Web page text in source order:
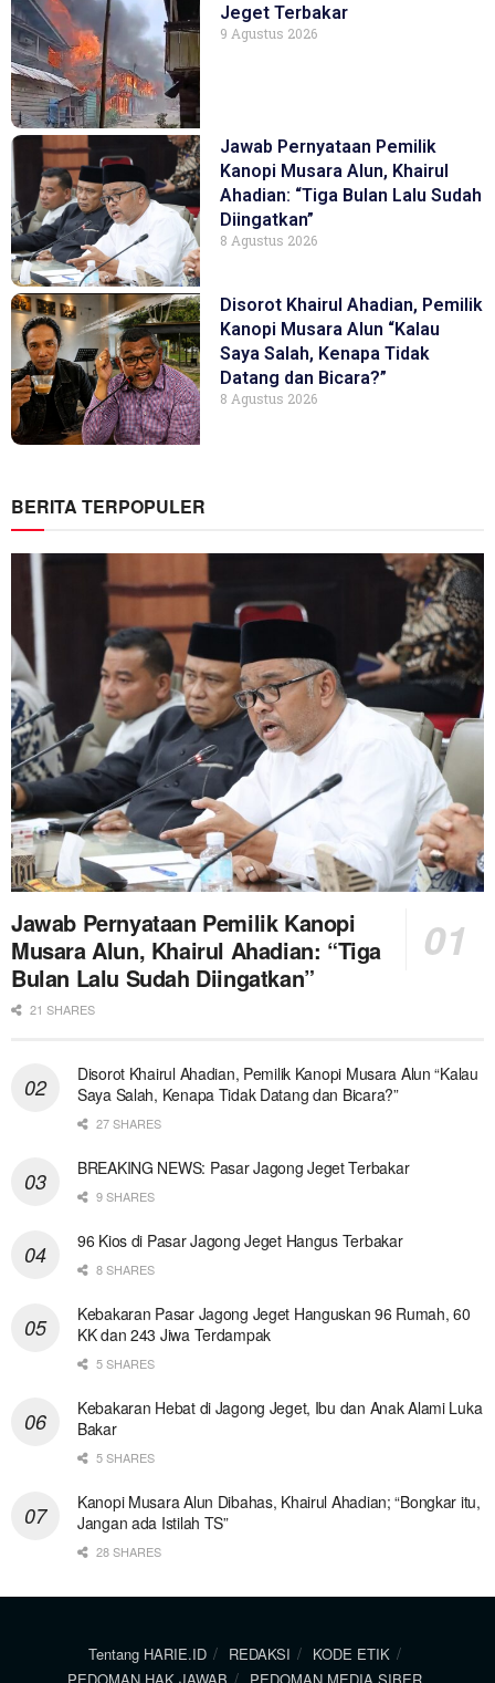
Jeget Terbakar
9 Agustus 2026
Jawab Pernyataan Pemilik
Kanopi Musara Alun, Khairul
Ahadian: “Tiga Bulan Lalu Sudah
Diingatkan”
8 Agustus 2026
Disorot Khairul Ahadian, Pemilik
Kanopi Musara Alun “Kalau
Saya Salah, Kenapa Tidak
Datang dan Bicara?”
8 Agustus 2026
BERITA TERPOPULER
Jawab Pernyataan Pemilik Kanopi
Musara Alun, Khairul Ahadian: “Tiga
Bulan Lalu Sudah Diingatkan”
21 SHARES
Disorot Khairul Ahadian, Pemilik Kanopi Musara Alun “Kalau
Saya Salah, Kenapa Tidak Datang dan Bicara?”
27 SHARES
BREAKING NEWS: Pasar Jagong Jeget Terbakar
9 SHARES
96 Kios di Pasar Jagong Jeget Hangus Terbakar
8 SHARES
Kebakaran Pasar Jagong Jeget Hanguskan 96 Rumah, 60
KK dan 243 Jiwa Terdampak
5 SHARES
Kebakaran Hebat di Jagong Jeget, Ibu dan Anak Alami Luka
Bakar
5 SHARES
Kanopi Musara Alun Dibahas, Khairul Ahadian; “Bongkar itu,
Jangan ada Istilah TS”
28 SHARES
Tentang HARIE.ID REDAKSI
KODE ETIK
PEDOMAN HAK JAWAB
PEDOMAN MEDIA SIBER